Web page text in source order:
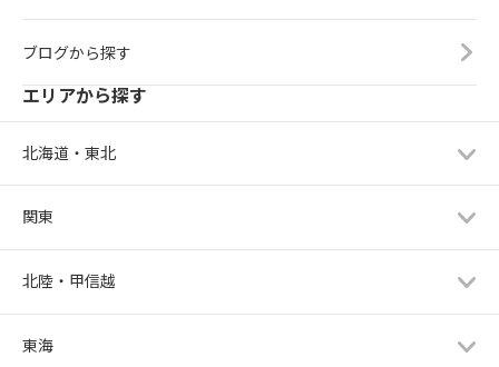
ブログから探す
エリアから探す
北海道・東北
関東
北陸・甲信越
東海